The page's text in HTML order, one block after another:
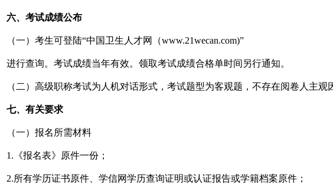
六、考试成绩公布
（一）考生可登陆“中国卫生人才网（www.21wecan.com)”
进行查询。考试成绩当年有效。领取考试成绩合格单时间另行通知。
（二）高级职称考试为人机对话形式，考试题型为客观题，不存在阅卷人主
七、有关要求
（一）报名所需材料
1.《报名表》原件一份；
2.所有学历证书原件、学信网学历查询证明或认证报告或学籍档案原件；